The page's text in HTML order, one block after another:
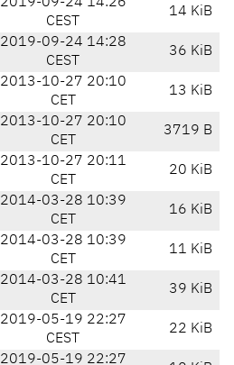
CEST
14 KiB
2019-09-24 14:28
CEST
36 KiB
2013-10-27 20:10
CET
13 KiB
2013-10-27 20:10
CET
3719 B
2013-10-27 20:11
CET
20 KiB
2014-03-28 10:39
CET
16 KiB
2014-03-28 10:39
CET
11 KiB
2014-03-28 10:41
CET
39 KiB
2019-05-19 22:27
CEST
22 KiB
2019-05-19 22:27